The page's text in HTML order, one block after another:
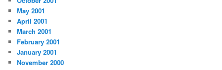
May 2001
April 2001
March 2001
February 2001
January 2001
November 2000